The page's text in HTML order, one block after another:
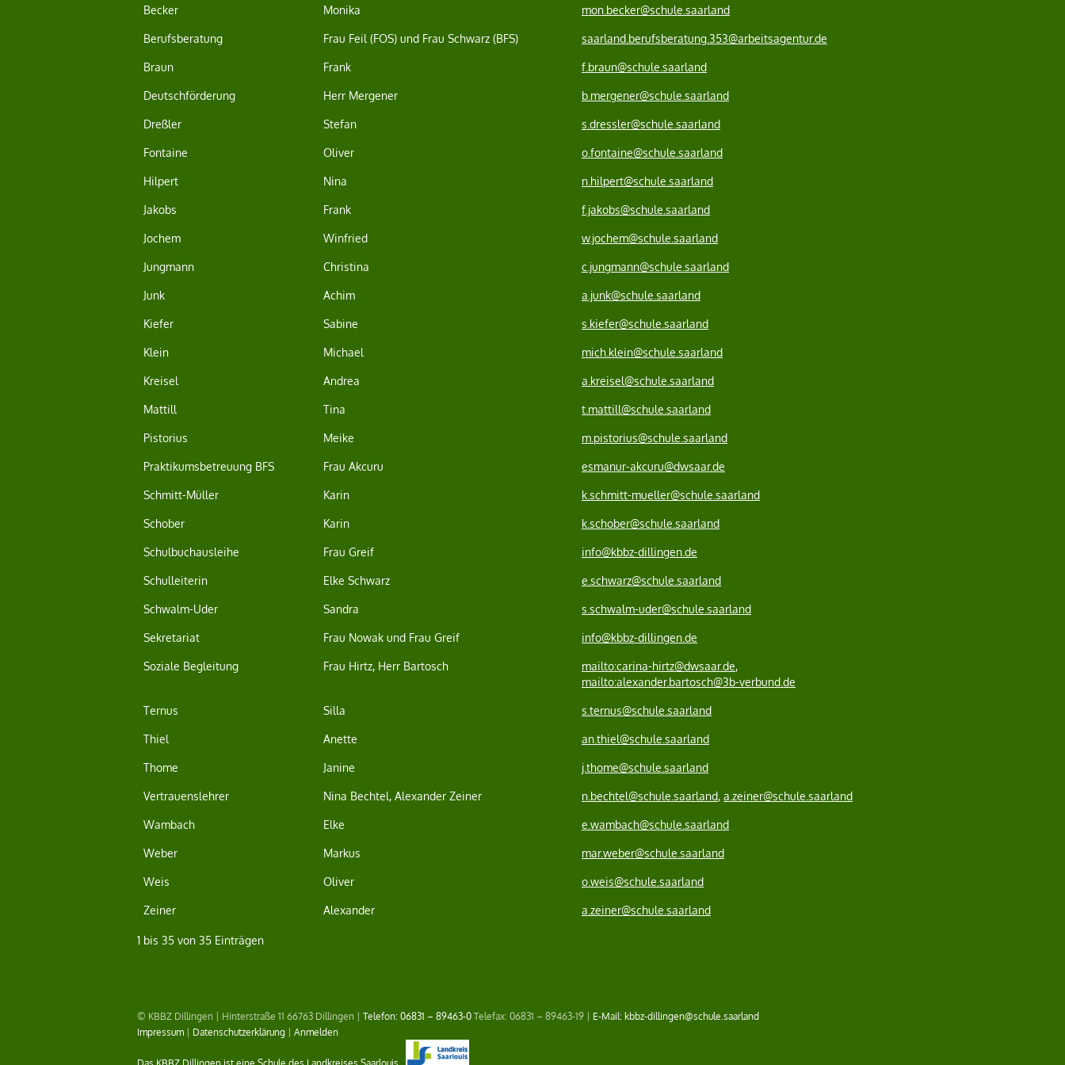
Becker Monika mon.becker@schule.saarland
Berufsberatung Frau Feil (FOS) und Frau Schwarz (BFS) saarland.berufsberatung.353@arbeitsagentur.de
Braun Frank f.braun@schule.saarland
Deutschförderung Herr Mergener b.mergener@schule.saarland
Dreßler Stefan s.dressler@schule.saarland
Fontaine Oliver o.fontaine@schule.saarland
Hilpert Nina n.hilpert@schule.saarland
Jakobs Frank f.jakobs@schule.saarland
Jochem Winfried w.jochem@schule.saarland
Jungmann Christina c.jungmann@schule.saarland
Junk Achim a.junk@schule.saarland
Kiefer Sabine s.kiefer@schule.saarland
Klein Michael mich.klein@schule.saarland
Kreisel Andrea a.kreisel@schule.saarland
Mattill Tina t.mattill@schule.saarland
Pistorius Meike m.pistorius@schule.saarland
Praktikumsbetreuung BFS Frau Akcuru esmanur-akcuru@dwsaar.de
Schmitt-Müller Karin k.schmitt-mueller@schule.saarland
Schober Karin k.schober@schule.saarland
Schulbuchausleihe Frau Greif info@kbbz-dillingen.de
Schulleiterin Elke Schwarz e.schwarz@schule.saarland
Schwalm-Uder Sandra s.schwalm-uder@schule.saarland
Sekretariat Frau Nowak und Frau Greif info@kbbz-dillingen.de
Soziale Begleitung Frau Hirtz, Herr Bartosch mailto:carina-hirtz@dwsaar.de,
mailto:alexander.bartosch@3b-verbund.de
Ternus Silla s.ternus@schule.saarland
Thiel Anette an.thiel@schule.saarland
Thome Janine j.thome@schule.saarland
Vertrauenslehrer Nina Bechtel, Alexander Zeiner n.bechtel@schule.saarland, a.zeiner@schule.saarland
Wambach Elke e.wambach@schule.saarland
Weber Markus mar.weber@schule.saarland
Weis Oliver o.weis@schule.saarland
Zeiner Alexander a.zeiner@schule.saarland
1 bis 35 von 35 Einträgen
© KBBZ Dillingen | Hinterstraße 11 66763 Dillingen | Telefon: 06831 – 89463-0Telefax: 06831 – 89463-19 | E-Mail: kbbz-dillingen@schule.saarland
Impressum | Datenschutzerklärung | Anmelden